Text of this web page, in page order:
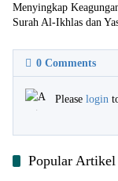
Menyingkap
Surah Al-Ikhlas dan
0 Comments
Please login
Popular Artikel